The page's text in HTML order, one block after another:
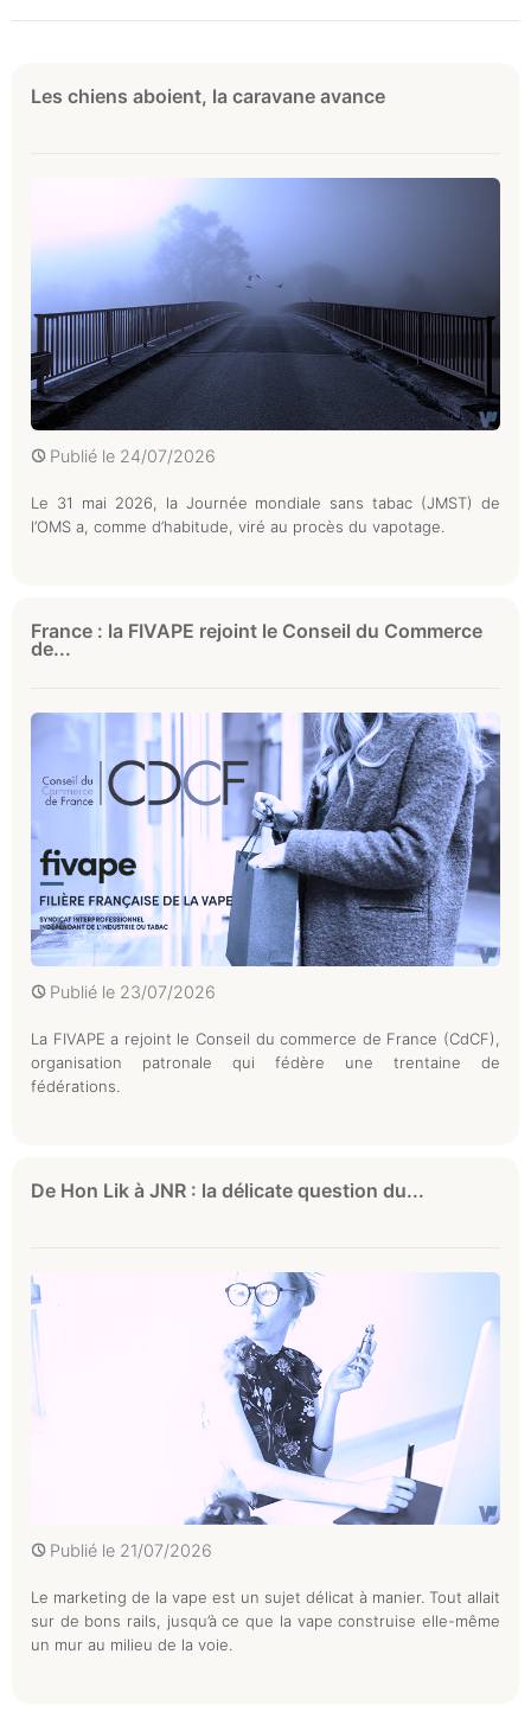
Les chiens aboient, la caravane avance
Publié le 24/07/2026
Le 31 mai 2026, la Journée mondiale sans tabac (JMST) de
l’OMS a, comme d’habitude, viré au procès du vapotage.
France : la FIVAPE rejoint le Conseil du Commerce
de...
Publié le 23/07/2026
La FIVAPE a rejoint le Conseil du commerce de France (CdCF),
organisation patronale qui fédère une trentaine de
fédérations.
De Hon Lik à JNR : la délicate question du...
Publié le 21/07/2026
Le marketing de la vape est un sujet délicat à manier. Tout allait
sur de bons rails, jusqu’à ce que la vape construise elle-même
un mur au milieu de la voie.